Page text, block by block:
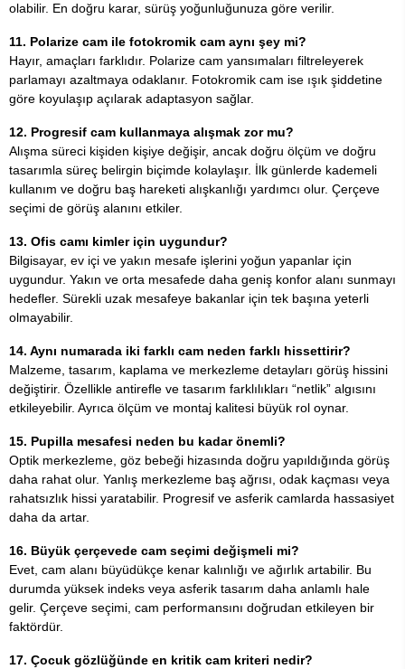
olabilir. En doğru karar, sürüş yoğunluğunuza göre verilir.
11. Polarize cam ile fotokromik cam aynı şey mi?
Hayır, amaçları farklıdır. Polarize cam yansımaları filtreleyerek
parlamayı azaltmaya odaklanır. Fotokromik cam ise ışık şiddetine
göre koyulaşıp açılarak adaptasyon sağlar.
12. Progresif cam kullanmaya alışmak zor mu?
Alışma süreci kişiden kişiye değişir, ancak doğru ölçüm ve doğru
tasarımla süreç belirgin biçimde kolaylaşır. İlk günlerde kademeli
kullanım ve doğru baş hareketi alışkanlığı yardımcı olur. Çerçeve
seçimi de görüş alanını etkiler.
13. Ofis camı kimler için uygundur?
Bilgisayar, ev içi ve yakın mesafe işlerini yoğun yapanlar için
uygundur. Yakın ve orta mesafede daha geniş konfor alanı sunmayı
hedefler. Sürekli uzak mesafeye bakanlar için tek başına yeterli
olmayabilir.
14. Aynı numarada iki farklı cam neden farklı hissettirir?
Malzeme, tasarım, kaplama ve merkezleme detayları görüş hissini
değiştirir. Özellikle antirefle ve tasarım farklılıkları “netlik” algısını
etkileyebilir. Ayrıca ölçüm ve montaj kalitesi büyük rol oynar.
15. Pupilla mesafesi neden bu kadar önemli?
Optik merkezleme, göz bebeği hizasında doğru yapıldığında görüş
daha rahat olur. Yanlış merkezleme baş ağrısı, odak kaçması veya
rahatsızlık hissi yaratabilir. Progresif ve asferik camlarda hassasiyet
daha da artar.
16. Büyük çerçevede cam seçimi değişmeli mi?
Evet, cam alanı büyüdükçe kenar kalınlığı ve ağırlık artabilir. Bu
durumda yüksek indeks veya asferik tasarım daha anlamlı hale
gelir. Çerçeve seçimi, cam performansını doğrudan etkileyen bir
faktördür.
17. Çocuk gözlüğünde en kritik cam kriteri nedir?